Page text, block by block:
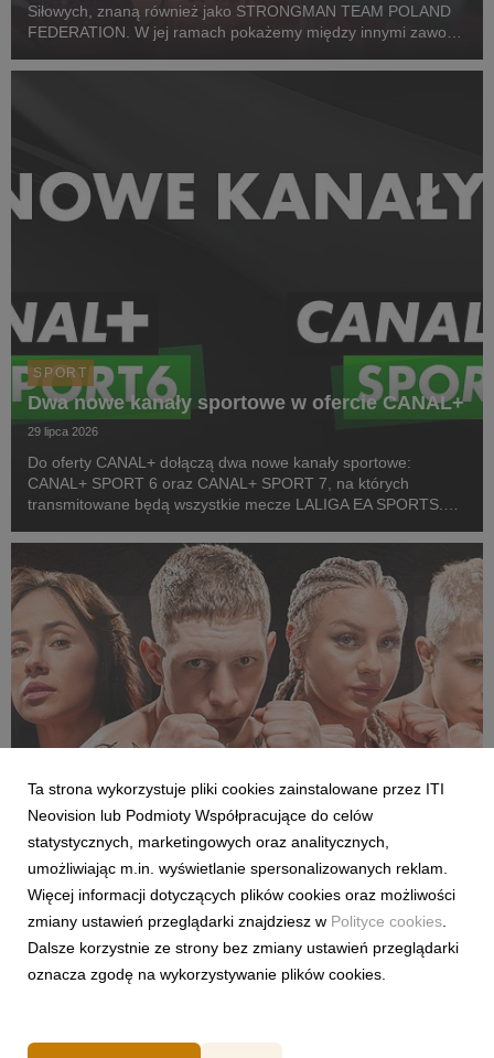
Siłowych, znaną również jako STRONGMAN TEAM POLAND
FEDERATION. W jej ramach pokażemy między innymi zawody
Pierwszym wydarzeniem prezentowanym w CANAL+ SPORT 5
SPORT
Dwa nowe kanały sportowe w ofercie CANAL+
29 lipca 2026
Do oferty CANAL+ dołączą dwa nowe kanały sportowe:
CANAL+ SPORT 6 oraz CANAL+ SPORT 7, na których
transmitowane będą wszystkie mecze LALIGA EA SPORTS.
pierwszej kolejki sezonu 2026/27 ligi hiszpańskiej, po formaln...
SPORT
Pełne walki półfinałowe „Projekt Fighter” już
w serwisie streamingowym CANAL+
29 lipca 2026
W serwisie streamingowym CANAL+ opublikowano dodatkowy,
bonusowy odcinek programu „Projekt Fighter”. Odpowiadając
na oczekiwania fanów MMA, CANAL+ udostępnił pełny
Ta strona wykorzystuje pliki cookies zainstalowane przez ITI
Neovision lub Podmioty Współpracujące do celów
statystycznych, marketingowych oraz analitycznych,
umożliwiając m.in. wyświetlanie spersonalizowanych reklam.
Więcej informacji dotyczących plików cookies oraz możliwości
zmiany ustawień przeglądarki znajdziesz w Polityce cookies
Dalsze korzystnie ze strony bez zmiany ustawień przeglądarki
oznacza zgodę na wykorzystywanie plików cookies.